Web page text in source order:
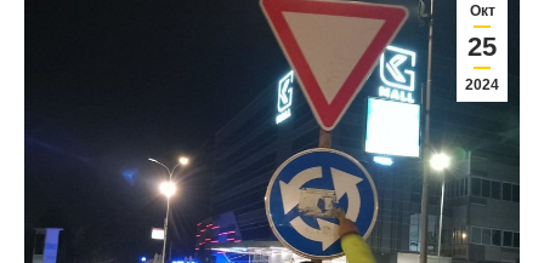
Окт
25
2024